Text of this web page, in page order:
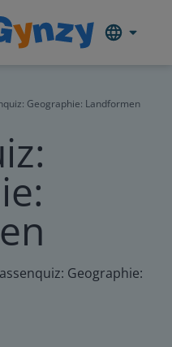
Geographie: Landformen
Geographie: